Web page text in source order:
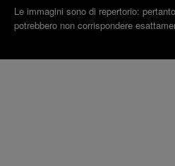
Le immagini sono di repertorio:
potrebbero non corrispondere